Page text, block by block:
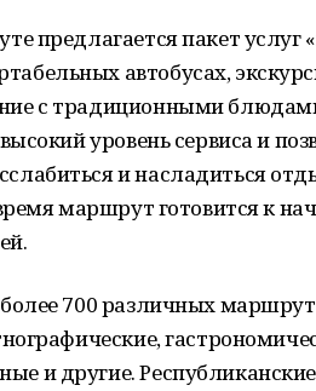
предлагается пакет услуг
автобусах,
с традиционными
уровень сервиса и
и насладиться
маршрут готовится к
700 различных
и другие.